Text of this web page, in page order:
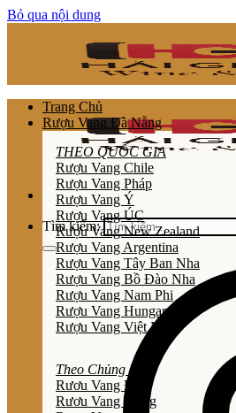
Bỏ qua nội dung
Tìm kiếm:
Trang Chủ
Rượu Vang Đà Nẵng
THEO QUỐC GIA
Rượu Vang Chile
Rượu Vang Pháp
Rượu Vang Ý
Rượu Vang ÚC
Rượu Vang New Zealand
Rượu Vang Argentina
Rượu Vang Tây Ban Nha
Rượu Vang Bồ Đào Nha
Rượu Vang Nam Phi
Rượu Vang Hungary
Rượu Vang Việt Nam
Theo Chủng Loại
Rươu Vang Đỏ
Rươu Vang Trắng